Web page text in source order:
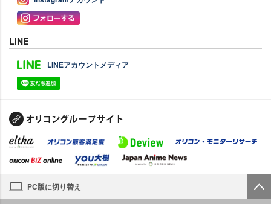
LINE
LINEアカウントメディア
PC版に切り替え